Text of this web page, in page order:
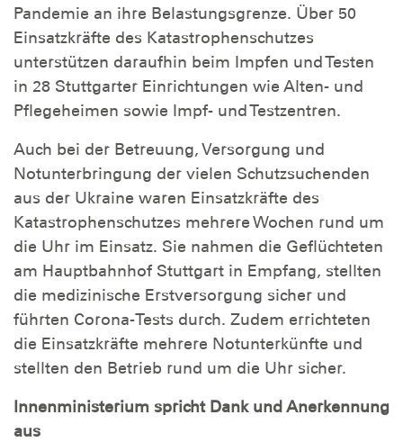
Pandemie an ihre Belastungsgrenze. Über 50
Einsatzkräfte des Katastrophenschutzes
unterstützen daraufhin beim Impfen und Testen
in 28 Stuttgarter Einrichtungen wie Alten- und
Pflegeheimen sowie Impf- und Testzentren.
Auch bei der Betreuung, Versorgung und
Notunterbringung der vielen Schutzsuchenden
aus der Ukraine waren Einsatzkräfte des
Katastrophenschutzes mehrere Wochen rund um
die Uhr im Einsatz. Sie nahmen die Geflüchteten
am Hauptbahnhof Stuttgart in Empfang, stellten
die medizinische Erstversorgung sicher und
führten Corona-Tests durch. Zudem errichteten
die Einsatzkräfte mehrere Notunterkünfte und
stellten den Betrieb rund um die Uhr sicher.
Innenministerium spricht Dank und Anerkennung
aus